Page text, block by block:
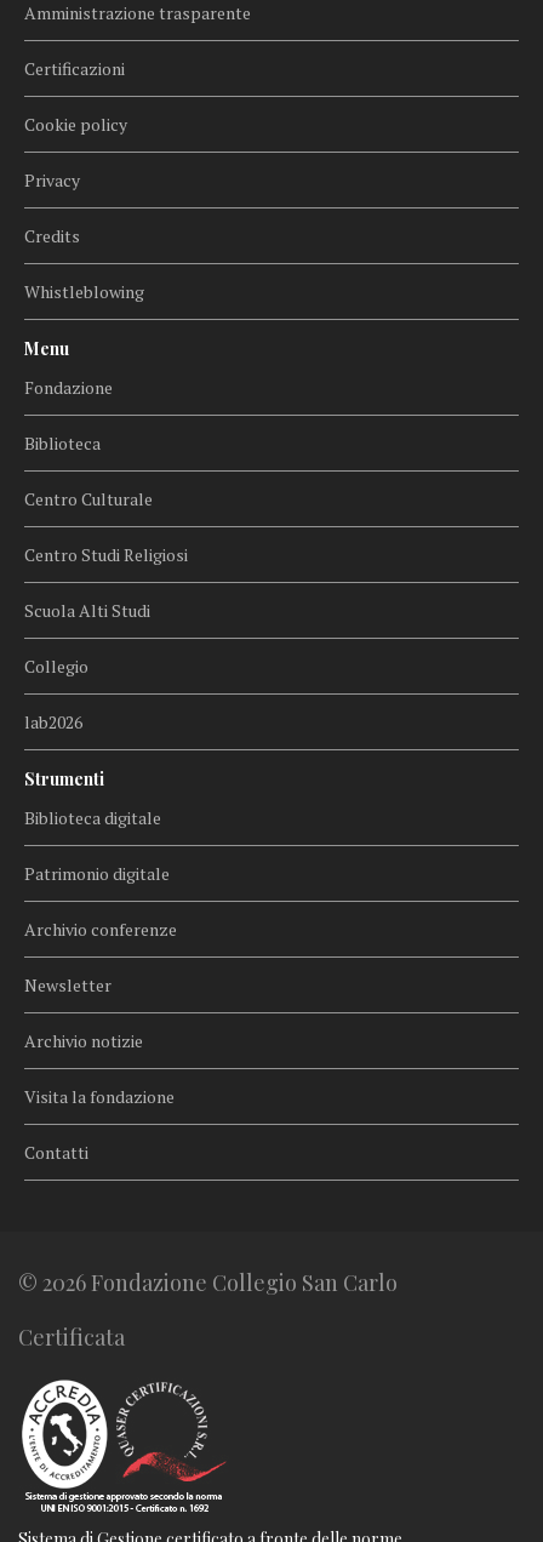
Amministrazione trasparente
Certificazioni
Cookie policy
Privacy
Credits
Whistleblowing
Menu
Fondazione
Biblioteca
Centro Culturale
Centro Studi Religiosi
Scuola Alti Studi
Collegio
lab2026
Strumenti
Biblioteca digitale
Patrimonio digitale
Archivio conferenze
Newsletter
Archivio notizie
Visita la fondazione
Contatti
© 2026 Fondazione Collegio San Carlo
Certificata